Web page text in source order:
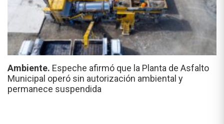
Ambiente. Espeche afirmó que la Planta de Asfalto
Municipal operó sin autorización ambiental y
permanece suspendida